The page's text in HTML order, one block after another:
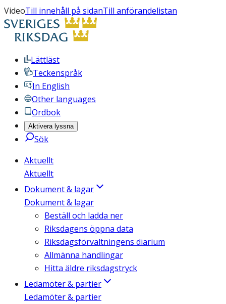
VideoTill innehåll på sidanTill anförandelistan
Lättläst
Teckenspråk
In English
Other languages
Ordbok
Aktivera lyssna
Sök
Aktuellt
Aktuellt
Dokument & lagar
Dokument & lagar
Beställ och ladda ner
Riksdagens öppna data
Riksdagsförvaltningens diarium
Allmänna handlingar
Hitta äldre riksdagstryck
Ledamöter & partier
Ledamöter & partier